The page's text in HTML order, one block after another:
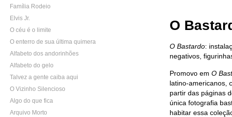
Família Rodeio
Elvis Jr.
O céu é o limite
O enterro de sua última quimera
Alfabeto dos andorinhões
Alfabeto do gelo
Talvez a gente caiba aqui
O Vizinho Silencioso
Algo do que fica
Arquivo Morto
O
O Bastardo:
negativos,
Promovo em O
latino-americanos,
partir das páginas
única fotografia
habitar essa